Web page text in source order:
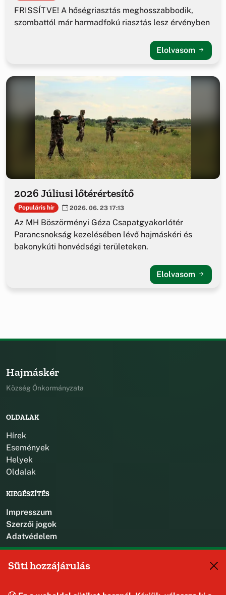
FRISSÍTVE! A hőségriasztás meghosszabbodik,
szombattól már harmadfokú riasztás lesz érvényben
Elolvasom
2026 Júliusi lőtérértesítő
Populáris hír 2026. 06. 23 17:13
Az MH Böszörményi Géza Csapatgyakorlótér
Parancsnokság kezelésében lévő hajmáskéri és
bakonykúti honvédségi területeken.
Elolvasom
Hajmáskér
Község Önkormányzata
OLDALAK
Hírek
Események
Helyek
Oldalak
KIEGÉSZÍTÉS
Impresszum
Szerzői jogok
Adatvédelem
Süti hozzájárulás